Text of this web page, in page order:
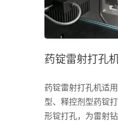
累积资深医师的判
医疗品质。
药锭雷射打孔
药锭雷射打孔机适
型、释控剂型药锭
形锭打孔，为雷射